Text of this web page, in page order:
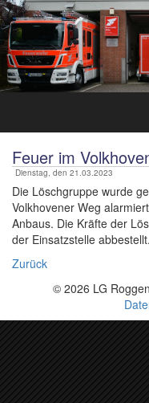
Feuer im
Dienstag, den 21.03.2023
Die Löschgruppe wurde
Volkhovener Weg
Anbaus. Die Kräfte der
der Einsatzstelle abbestellt.
Zurück
© 2026 LG